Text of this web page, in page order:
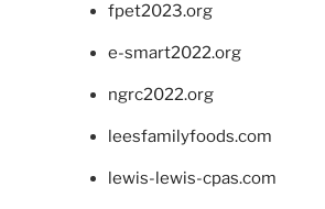
fpet2023.org
e-smart2022.org
ngrc2022.org
leesfamilyfoods.com
lewis-lewis-cpas.com